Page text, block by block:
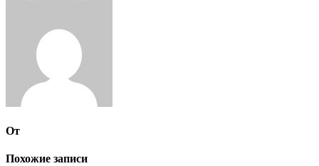
От
Похожие записи